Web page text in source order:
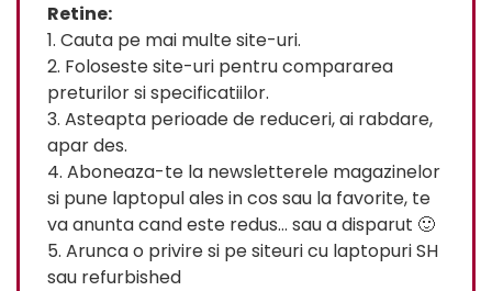
Retine:
1. Cauta pe mai multe site-uri.
2. Foloseste site-uri pentru compararea
preturilor si specificatiilor.
3. Asteapta perioade de reduceri, ai rabdare,
apar des.
4. Aboneaza-te la newsletterele magazinelor
si pune laptopul ales in cos sau la favorite, te
va anunta cand este redus… sau a disparut 🙂
5. Arunca o privire si pe siteuri cu laptopuri SH
sau refurbished